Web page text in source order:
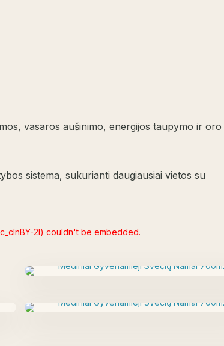
vasaros aušinimo, energijos taupymo ir oro
sistema, sukurianti daugiausiai vietos su
2I) couldn't be embedded.